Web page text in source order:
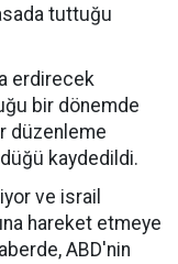
tuttuğu
erdirecek
bir dönemde
düzenleme
kaydedildi.
ve israil
hareket etmeye
ABD'nin